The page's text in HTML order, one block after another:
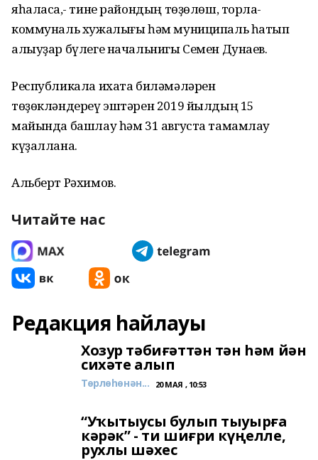
яһаласаҡ,- тине райондың төҙөлөш, торлаҡ-
коммуналь хужалығы һәм муниципаль һатып
алыуҙар бүлеге начальнигы Семен Дунаев.
Республикала ихата биләмәләрен
төҙөкләндереү эштәрен 2019 йылдың 15
майында башлау һәм 31 августа тамамлау
күҙаллана.
Альберт Рәхимов.
Читайте нас
Редакция һайлауы
Хозур тәбиғәттән тән һәм йән
сихәте алып
Төрлөһөнән... 20 МАЯ , 10:53
“Уҡытыусы булып тыуырға
кәрәк” - ти шиғри күңелле,
рухлы шәхес